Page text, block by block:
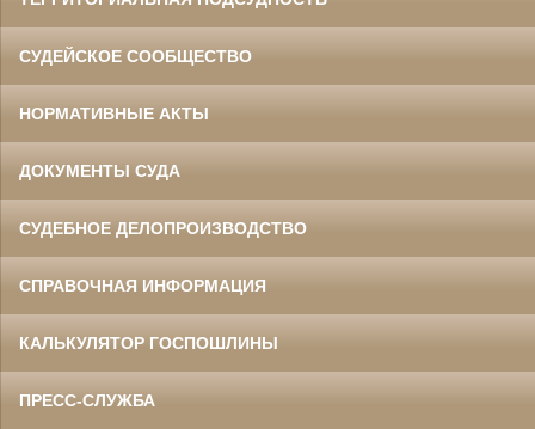
Ермоленко Фаина Семеновна
Великой Отечественной войны
областного суда
СУДЕЙСКОЕ СООБЩЕСТВО
НОРМАТИВНЫЕ АКТЫ
ДОКУМЕНТЫ СУДА
СУДЕБНОЕ ДЕЛОПРОИЗВОДСТВО
СПРАВОЧНАЯ ИНФОРМАЦИЯ
КАЛЬКУЛЯТОР ГОСПОШЛИНЫ
ПРЕСС-СЛУЖБА